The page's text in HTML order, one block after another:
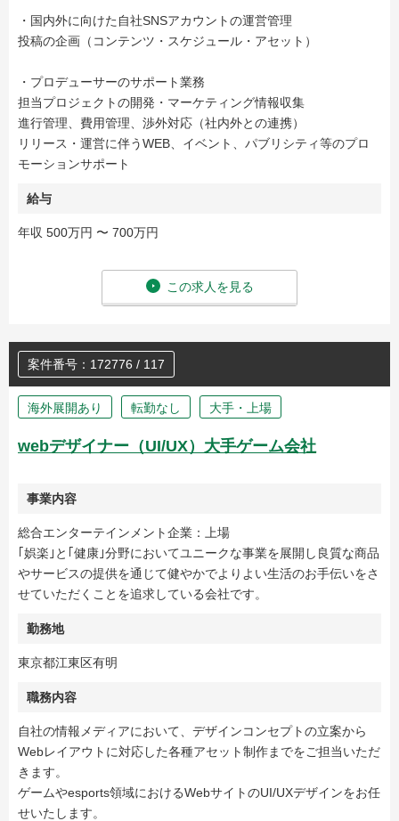
・国内外に向けた自社SNSアカウントの運営管理
投稿の企画（コンテンツ・スケジュール・アセット）
・プロデューサーのサポート業務
担当プロジェクトの開発・マーケティング情報収集
進行管理、費用管理、渉外対応（社内外との連携）
リリース・運営に伴うWEB、イベント、パブリシティ等のプロ
モーションサポート
給与
年収 500万円 〜 700万円
この求人を見る
案件番号：172776 / 117
海外展開あり 転勤なし 大手・上場
webデザイナー（UI/UX）大手ゲーム会社
事業内容
総合エンターテインメント企業：上場
｢娯楽｣と｢健康｣分野においてユニークな事業を展開し良質な商品
やサービスの提供を通じて健やかでよりよい生活のお手伝いをさ
せていただくことを追求している会社です。
勤務地
東京都江東区有明
職務内容
自社の情報メディアにおいて、デザインコンセプトの立案から
Webレイアウトに対応した各種アセット制作までをご担当いただ
きます。
ゲームやesports領域におけるWebサイトのUI/UXデザインをお任
せいたします。